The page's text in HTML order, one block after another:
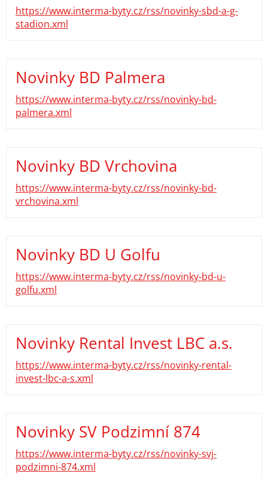
https://www.interma-byty.cz/rss/novinky-sbd-a-g-
stadion.xml
Novinky BD Palmera
https://www.interma-byty.cz/rss/novinky-bd-
palmera.xml
Novinky BD Vrchovina
https://www.interma-byty.cz/rss/novinky-bd-
vrchovina.xml
Novinky BD U Golfu
https://www.interma-byty.cz/rss/novinky-bd-u-
golfu.xml
Novinky Rental Invest LBC a.s.
https://www.interma-byty.cz/rss/novinky-rental-
invest-lbc-a-s.xml
Novinky SV Podzimní 874
https://www.interma-byty.cz/rss/novinky-svj-
podzimni-874.xml